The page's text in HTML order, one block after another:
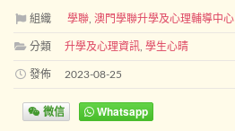
組織 學聯 澳門學聯升學及心理輔導中心
分類 升學及心理資訊 學生心晴
發佈 2023-08-25
微信 Whatsapp